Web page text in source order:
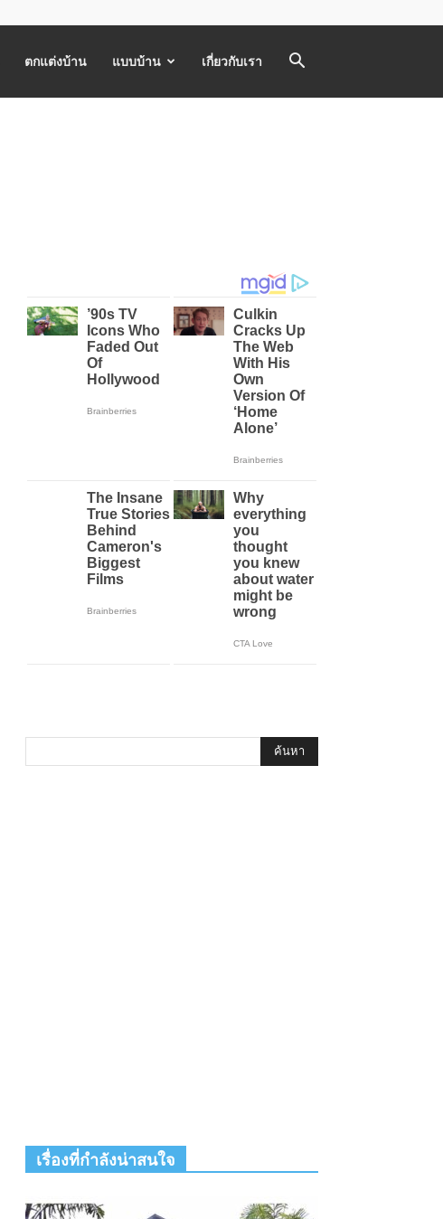
ตกแต่งบ้าน แบบบ้าน เกี่ยวกับเรา
เรื่องที่กำลังน่าสนใจ